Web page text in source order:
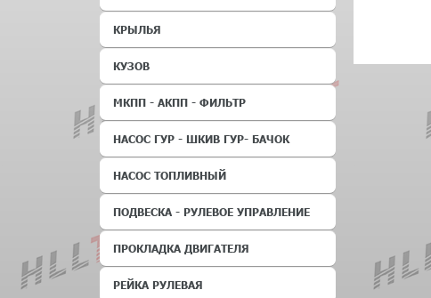
КРЫЛЬЯ
КУЗОВ
МКПП - АКПП - ФИЛЬТР
НАСОС ГУР - ШКИВ ГУР- БАЧОК
НАСОС ТОПЛИВНЫЙ
ПОДВЕСКА - РУЛЕВОЕ УПРАВЛЕНИЕ
ПРОКЛАДКА ДВИГАТЕЛЯ
РЕЙКА РУЛЕВАЯ